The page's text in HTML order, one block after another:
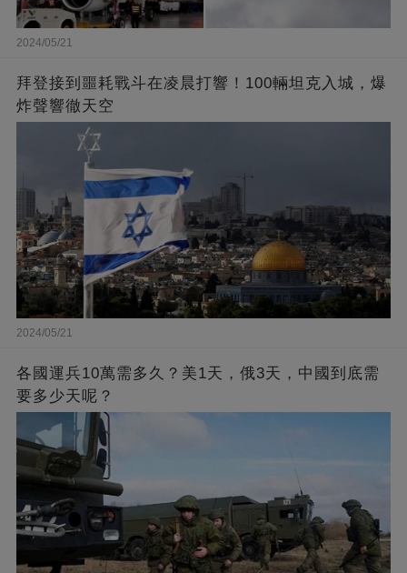
2024/05/21
拜登接到噩耗戰斗在凌晨打響！100輛坦克入城，爆
炸聲響徹天空
2024/05/21
各國運兵10萬需多久？美1天，俄3天，中國到底需
要多少天呢？